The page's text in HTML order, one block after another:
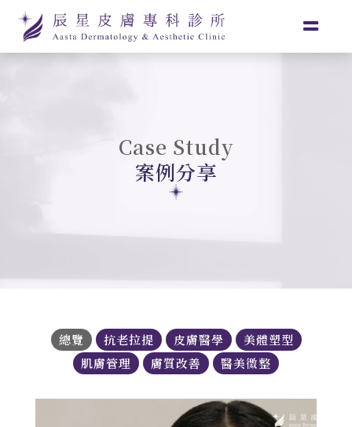
Case Study
案例分享
總覽 抗老拉提 皮膚醫學
美體塑型
肌膚管理
膚質改善 醫美微整